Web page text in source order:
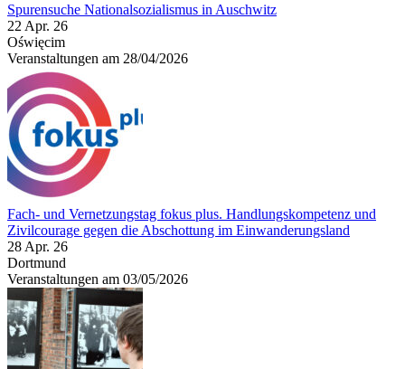
Spurensuche Nationalsozialismus in Auschwitz
22 Apr. 26
Oświęcim
Veranstaltungen am 28/04/2026
Fach- und Vernetzungstag fokus plus. Handlungskompetenz und
Zivilcourage gegen die Abschottung im Einwanderungsland
28 Apr. 26
Dortmund
Veranstaltungen am 03/05/2026